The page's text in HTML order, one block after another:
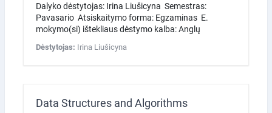
Dalyko dėstytojas: Irina Liušicyna Semestras:
Pavasario Atsiskaitymo forma: Egzaminas E.
mokymo(si) ištekliaus dėstymo kalba: Anglų
Dėstytojas: Irina Liušicyna
Data Structures and Algorithms